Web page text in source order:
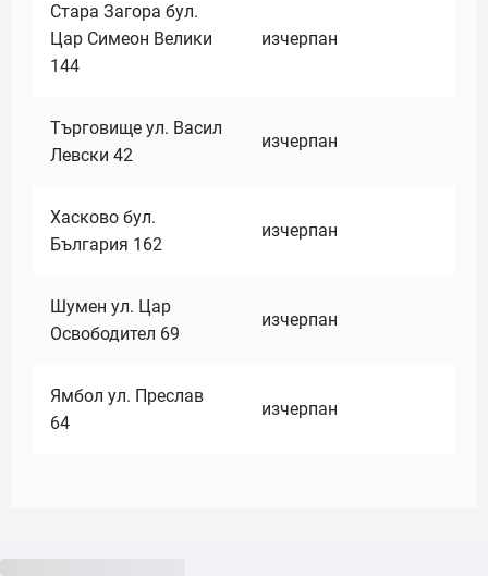
Стара Загора бул.
Цар Симеон Велики
144
изчерпан
Търговище ул. Васил
Левски 42
изчерпан
Хасково бул.
България 162
изчерпан
Шумен ул. Цар
Освободител 69
изчерпан
Ямбол ул. Преслав
64
изчерпан